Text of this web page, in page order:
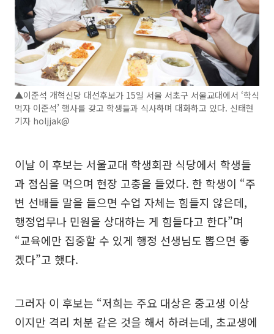
▲이준석 개혁신당 대선후보가 15일 서울 서초구 서울교대에서 ‘학식
먹자 이준석’ 행사를 갖고 학생들과 식사하며 대화하고 있다. 신태현
기자 holjjak@
이날 이 후보는 서울교대 학생회관 식당에서 학생들
과 점심을 먹으며 현장 고충을 들었다. 한 학생이 “주
변 선배들 말을 들으면 수업 자체는 힘들지 않은데,
행정업무나 민원을 상대하는 게 힘들다고 한다”며
“교육에만 집중할 수 있게 행정 선생님도 뽑으면 좋
겠다”고 했다.
그러자 이 후보는 “저희는 주요 대상은 중고생 이상
이지만 격리 처분 같은 것을 해서 하려는데, 초교생에